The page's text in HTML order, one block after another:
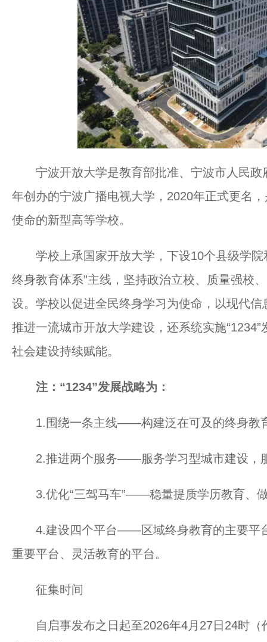
宁波开放大学是教育部批准、宁波市人民政
年创办的宁波广播电视大学，2020年正式更名
使命的新型高等学校。
学校上承国家开放大学，下设10个县级学院
终身教育体系”主线，坚持政治立校、质量强校
设。学校以促进全民终身学习为使命，以现代信
推进一流城市开放大学建设，还系统实施
社会建设持续赋能。
注：“1234”发展战略为：
1.围绕一条主线——构建泛在可及的终身教
2.推进两个服务——服务学习型城市建设，
3.优化“三驾马车”——稳量提质学历教育、做
4.建设四个平台——区域终身教育的主要平台
重要平台、灵活教育的平台。
征集时间
自启事发布之日起至2026年4月27日24时（